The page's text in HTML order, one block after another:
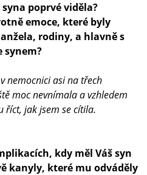
poprvé viděla?
emoce, které byly
rodiny, a hlavně s
synem?
nemocnici asi na třech
moc nevnímala a vzhledem
říct, jak jsem se cítila.
kdy měl Váš syn
kanyly, které mu odváděly